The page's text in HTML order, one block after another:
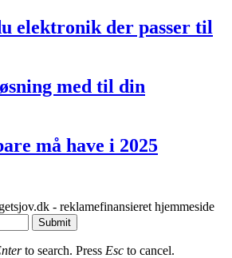
elektronik der passer til
med til din
må have i 2025
- reklamefinansieret hjemmeside
Submit
to search. Press Esc to cancel.